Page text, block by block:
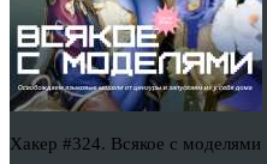
Хакер #324. Всякое с моделями